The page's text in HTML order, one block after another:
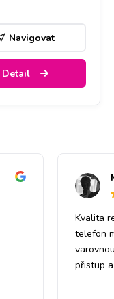
Navigovat
Detail
Kvalita
telefon
přistup